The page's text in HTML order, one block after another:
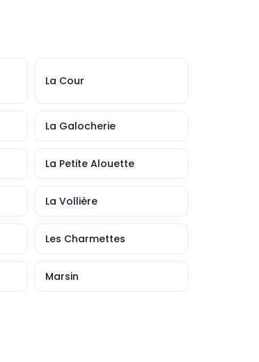
La Cour
La Galocherie
La Petite Alouette
La Vollière
Les Charmettes
Marsin